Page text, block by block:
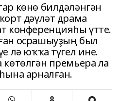
көнө билдәләнгән
дәүләт драма
конференцияһы үтте.
осрашыуҙың был
лә юҡҡа түгел ине.
премьера ла
арналған.